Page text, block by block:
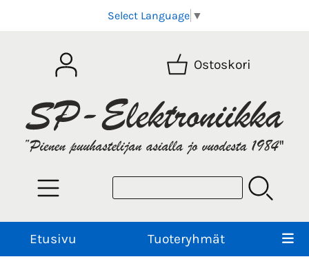
Select Language ▼
Ostoskori
Etusivu Tuoteryhmät